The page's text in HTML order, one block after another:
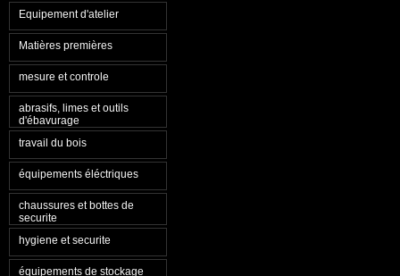
Equipement d'atelier
Matières premières
mesure et controle
abrasifs, limes et outils
d'ébavurage
travail du bois
équipements éléctriques
chaussures et bottes de
securite
hygiene et securite
équipements de stockage